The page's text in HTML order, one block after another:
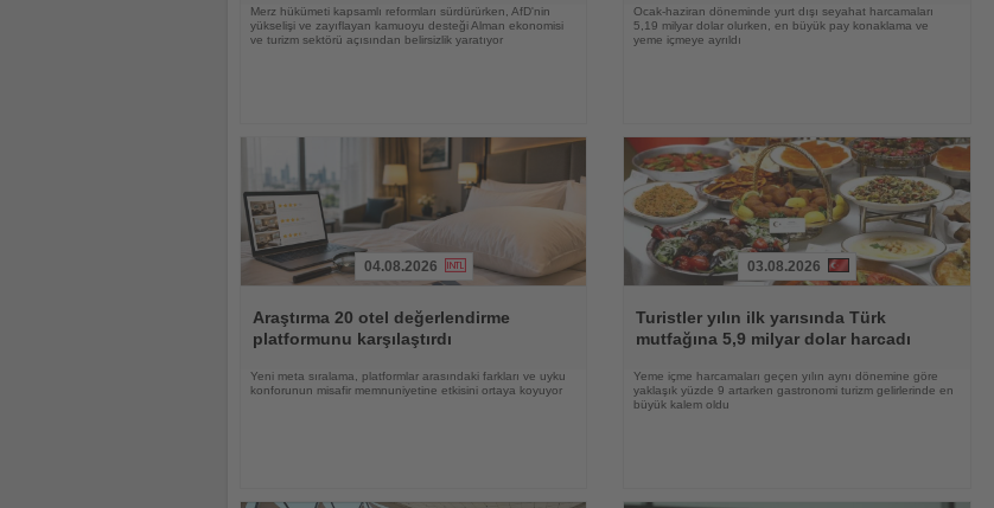
Merz hükümeti kapsamlı reformları sürdürürken, AfD'nin
yükselişi ve zayıflayan kamuoyu desteği Alman ekonomisi
ve turizm sektörü açısından belirsizlik yaratıyor
Ocak-haziran döneminde yurt dışı seyahat harcamaları
5,19 milyar dolar olurken, en büyük pay konaklama ve
yeme içmeye ayrıldı
Oku
04.08.2026
Araştırma 20 otel değerlendirme
platformunu karşılaştırdı
Yeni meta sıralama, platformlar arasındaki farkları ve uyku
konforunun misafir memnuniyetine etkisini ortaya koyuyor
Oku
03.08.2026
Turistler yılın ilk yarısında Türk
mutfağına 5,9 milyar dolar harcadı
Yeme içme harcamaları geçen yılın aynı dönemine göre
yaklaşık yüzde 9 artarken gastronomi turizm gelirlerinde en
büyük kalem oldu